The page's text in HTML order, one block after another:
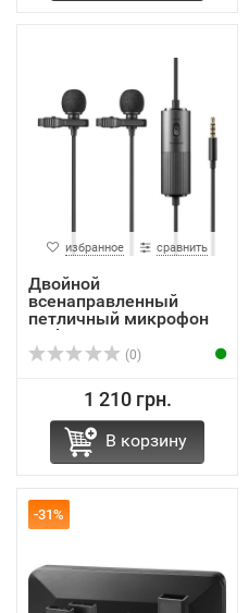
избранное сравнить
Двойной
всенаправленный
петличный микрофон
Godox LMD-40C
(0)
1 210 грн.
В корзину
-31%